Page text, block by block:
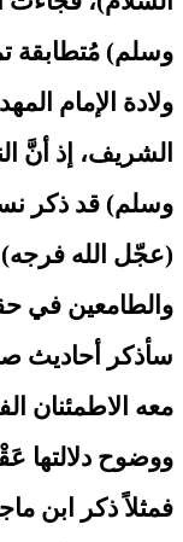
وسلم) مُتطابقة
ولادة الإمام
الشريف، إذ أنَّ
وسلم) قد ذكر
(عجّل الله
والطامعين في
سأذكر أحاديث
معه الاطمئنان
ووضوح دلالتها